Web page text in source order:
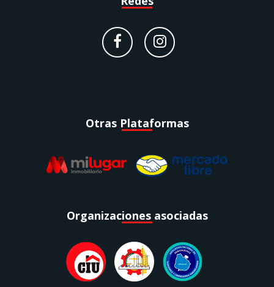
Otras Plataformas
Organizaciones asociadas